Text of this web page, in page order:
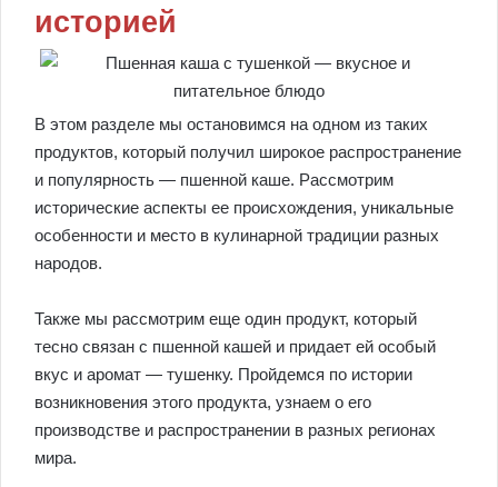
историей
В этом разделе мы остановимся на одном из таких
продуктов, который получил широкое распространение
и популярность — пшенной каше. Рассмотрим
исторические аспекты ее происхождения, уникальные
особенности и место в кулинарной традиции разных
народов.
Также мы рассмотрим еще один продукт, который
тесно связан с пшенной кашей и придает ей особый
вкус и аромат — тушенку. Пройдемся по истории
возникновения этого продукта, узнаем о его
производстве и распространении в разных регионах
мира.